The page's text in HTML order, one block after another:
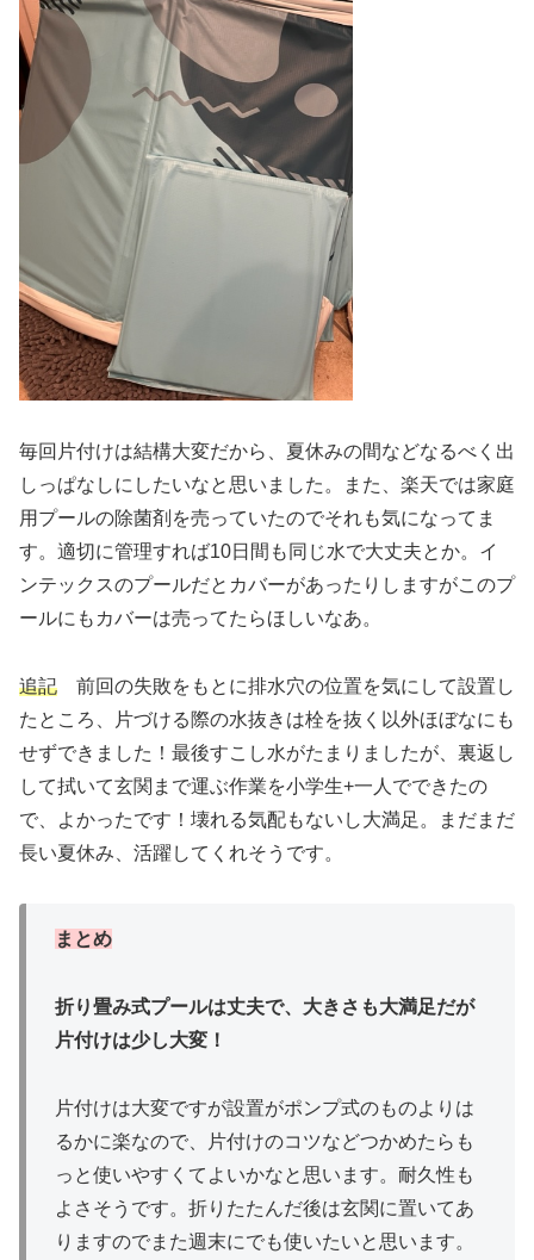
毎回片付けは結構大変だから、夏休みの間などなるべく出
しっぱなしにしたいなと思いました。また、楽天では家庭
用プールの除菌剤を売っていたのでそれも気になってま
す。適切に管理すれば10日間も同じ水で大丈夫とか。イ
ンテックスのプールだとカバーがあったりしますがこのプ
ールにもカバーは売ってたらほしいなあ。
追記 前回の失敗をもとに排水穴の位置を気にして設置し
たところ、片づける際の水抜きは栓を抜く以外ほぼなにも
せずできました！最後すこし水がたまりましたが、裏返し
して拭いて玄関まで運ぶ作業を小学生+一人でできたの
で、よかったです！壊れる気配もないし大満足。まだまだ
長い夏休み、活躍してくれそうです。
まとめ
折り畳み式プールは丈夫で、大きさも大満足だが
片付けは少し大変！
片付けは大変ですが設置がポンプ式のものよりは
るかに楽なので、片付けのコツなどつかめたらも
っと使いやすくてよいかなと思います。耐久性も
よさそうです。折りたたんだ後は玄関に置いてあ
りますのでまた週末にでも使いたいと思います。